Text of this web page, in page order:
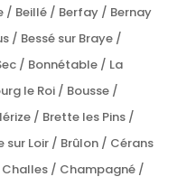
/ Beillé / Berfay / Bernay
/ Bessé sur Braye /
/ Bonnétable / La
le Roi / Bousse /
/ Brette les Pins /
sur Loir / Brûlon / Cérans
/ Champagné /